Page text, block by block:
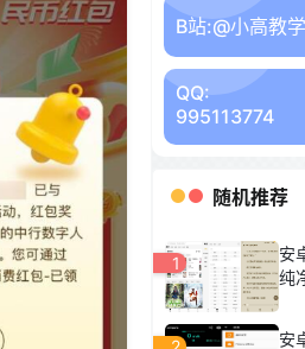
B站:@小高教
QQ:
995113774
随机推荐
1
安
纯
安